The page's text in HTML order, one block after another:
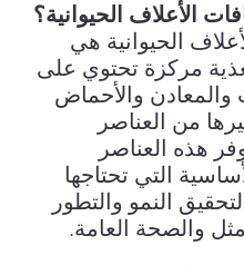
الأعلاف الحيوانية؟
الحيوانية هي
مركزة تحتوي على
والمعادن والأحماض
من العناصر
هذه العناصر
التي تحتاجها
النمو والتطور
والصحة العامة.